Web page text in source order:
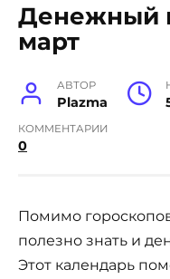
Денежный
март
АВТОР
Plazma
КОММЕНТАРИИ
0
Помимо
полезно знать и
Этот календарь